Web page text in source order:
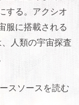
する。アクシオ
服に搭載される
人類の宇宙探査
スソースを読む